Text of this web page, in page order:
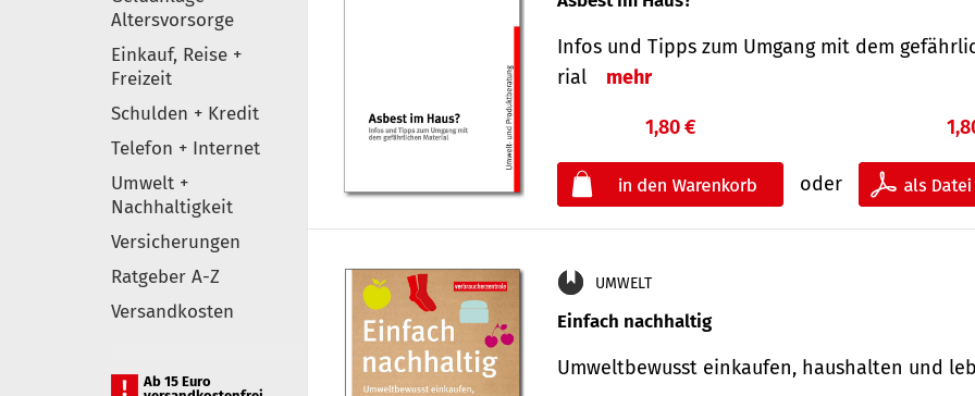
Altersvorsorge
Einkauf, Reise +
Freizeit
Schulden + Kredit
Telefon + Internet
Umwelt +
Nachhaltigkeit
Versicherungen
Ratgeber A-Z
Versandkosten
Ab 15 Euro
Infos und Tipps zum Um­gang mit dem
rial
mehr
1,80 €
oder
UMWELT
Einfach nachhaltig
Umweltbewusst einkaufen, haushalten und